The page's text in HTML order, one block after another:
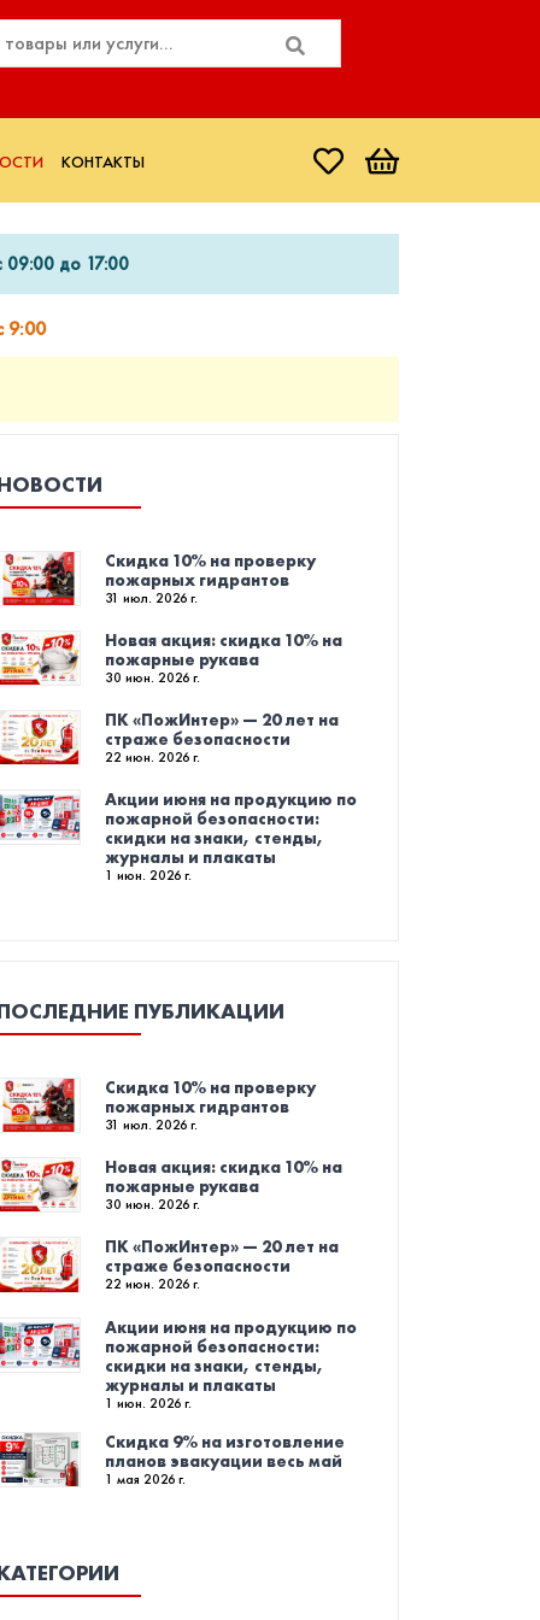
КОНТАКТЫ
09:00 до 17:00
9:00
Скидка 10% на проверку
пожарных гидрантов
31 июл. 2026 г.
Новая акция: скидка 10% на
пожарные рукава
30 июн. 2026 г.
ПК «ПожИнтер» — 20 лет на
страже безопасности
22 июн. 2026 г.
Акции июня на продукцию по
пожарной безопасности:
скидки на знаки, стенды,
журналы и плакаты
1 июн. 2026 г.
ПУБЛИКАЦИИ
Скидка 10% на проверку
пожарных гидрантов
31 июл. 2026 г.
Новая акция: скидка 10% на
пожарные рукава
30 июн. 2026 г.
ПК «ПожИнтер» — 20 лет на
страже безопасности
22 июн. 2026 г.
Акции июня на продукцию по
пожарной безопасности:
скидки на знаки, стенды,
журналы и плакаты
1 июн. 2026 г.
Скидка 9% на изготовление
планов эвакуации весь май
1 мая 2026 г.